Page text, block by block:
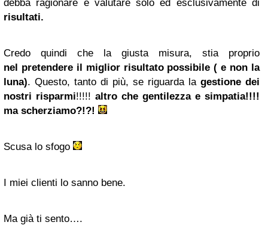
debba ragionare e valutare solo ed esclusivamente di
risultati.
Credo quindi che la giusta misura, stia proprio
nel pretendere il miglior risultato possibile ( e non la
luna). Questo, tanto di più, se riguarda la gestione dei
nostri risparmi!!!!! altro che gentilezza e simpatia!!!!
ma scherziamo?!?!
Scusa lo sfogo
I miei clienti lo sanno bene.
Ma già ti sento….